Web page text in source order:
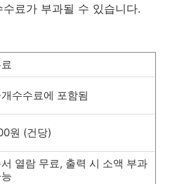
료가 부과될 수 있습니다.
수수료에 포함됨
원 (건당)
열람 무료, 출력 시 소액 부과